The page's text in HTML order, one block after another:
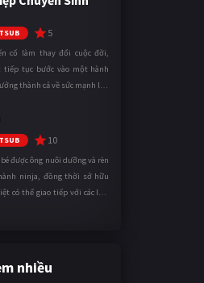
5
cố làm thay đổi cuộc đời,
tiếp tục bước vào một hành
thành cả về sức mạnh lẫn
anh ...
10
được ông nuôi dưỡng và rèn
ninja, đồng thời sở hữu
có thể giao tiếp với các loài
nhiều